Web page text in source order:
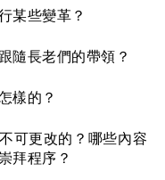
某些變革？
隨長老們的帶領？
樣的？
可更改的？哪些內容
拜程序？